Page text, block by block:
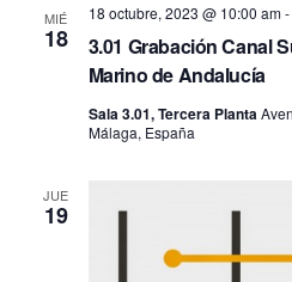
MIÉ
18
3.01 Grabación Canal
Marino de Andalucía
18 octubre, 2023 @ 10:00 am-
Sala 3.01, Tercera Planta
Málaga, España
JUE
19